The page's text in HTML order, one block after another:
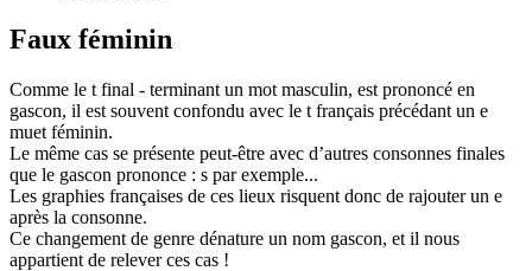
Faux féminin
Comme le t final - terminant un mot masculin, est prononcé en
gascon, il est souvent confondu avec le t français précédant un e
muet féminin.
Le même cas se présente peut-être avec d’autres consonnes finales
que le gascon prononce : s par exemple...
Les graphies françaises de ces lieux risquent donc de rajouter un e
après la consonne.
Ce changement de genre dénature un nom gascon, et il nous
appartient de relever ces cas !